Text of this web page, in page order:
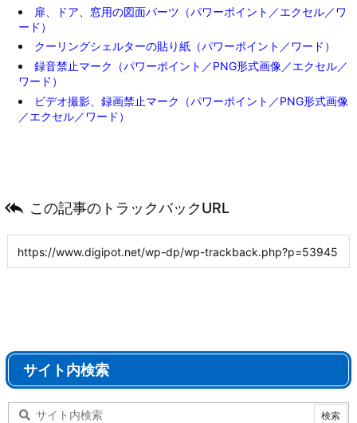
扉、ドア、窓用の図面パーツ（パワーポイント／エクセル／ワ
ード）
クーリングシェルターの貼り紙（パワーポイント／ワード）
録音禁止マーク（パワーポイント／PNG形式画像／エクセル／
ワード）
ビデオ撮影、録画禁止マーク（パワーポイント／PNG形式画像
／エクセル／ワード）
 この記事のトラックバックURL
サイト内検索